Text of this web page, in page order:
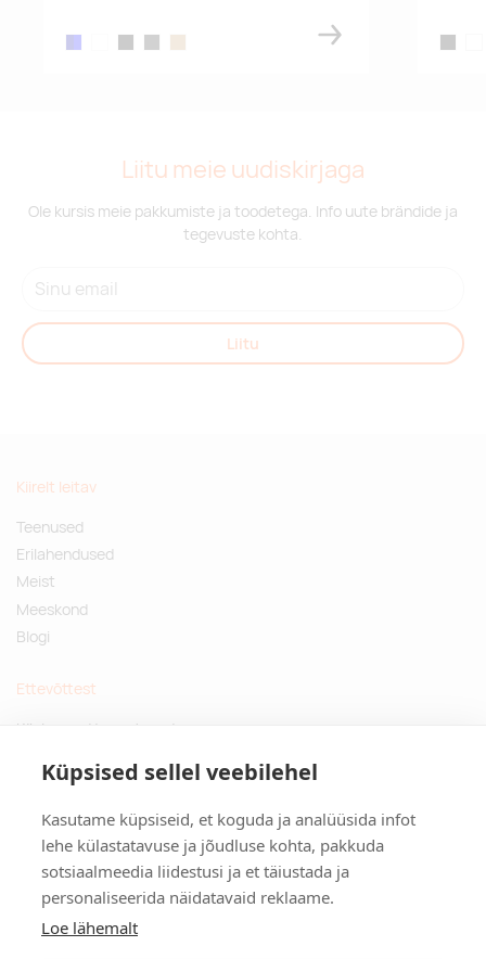
Küpsised sellel veebilehel
Kasutame küpsiseid, et koguda ja analüüsida infot
lehe külastatavuse ja jõudluse kohta, pakkuda
sotsiaalmeedia liidestusi ja et täiustada ja
personaliseerida näidatavaid reklaame.
Loe lähemalt
Liitu meie uudiskirjaga
Ole kursis meie pakkumiste ja toodetega. Info uute brändide ja
tegevuste kohta.
Liitu
Kiirelt leitav
Teenused
Erilahendused
Meist
Meeskond
Blogi
Ettevõttest
Küsimused ja vastused
Privaatsuspoliitika
Kontakt
Tulika põik 3, Tallinn
info@kinkston.ee
+372 6989 100